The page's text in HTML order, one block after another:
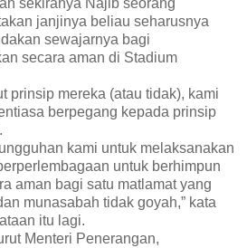
sekiranya Najib seorang
janjinya beliau seharusnya
sewajarnya bagi
secara aman di Stadium
prinsip mereka (atau tidak), kami
berpegang kepada prinsip
kami untuk melaksanakan
untuk berhimpun
aman bagi satu matlamat yang
munasabah tidak goyah,” kata
itu lagi.
Menteri Penerangan,